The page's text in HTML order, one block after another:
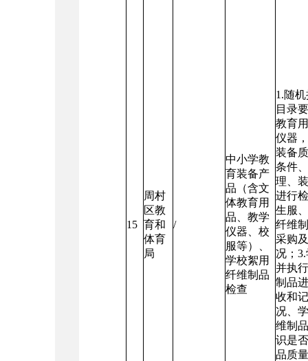
15
周村
区教
育和
体育
局
/
中小学教
育装备产
品（含文
体教育用
品、教学
仪器、校
服等）、
学校絮用
纤维制品
检查
1.随
目录
教育
仪器
装备
条件
理、
进行
生服
纤维
采购
况；
并执
制品
收和
况、
维制
识是
品质